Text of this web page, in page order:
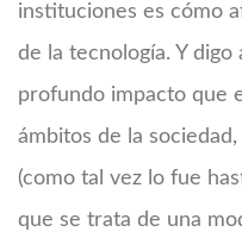
instituciones es cómo
de la tecnología. Y
profundo impacto que
ámbitos de la
(como tal vez lo fue
que se trata de una